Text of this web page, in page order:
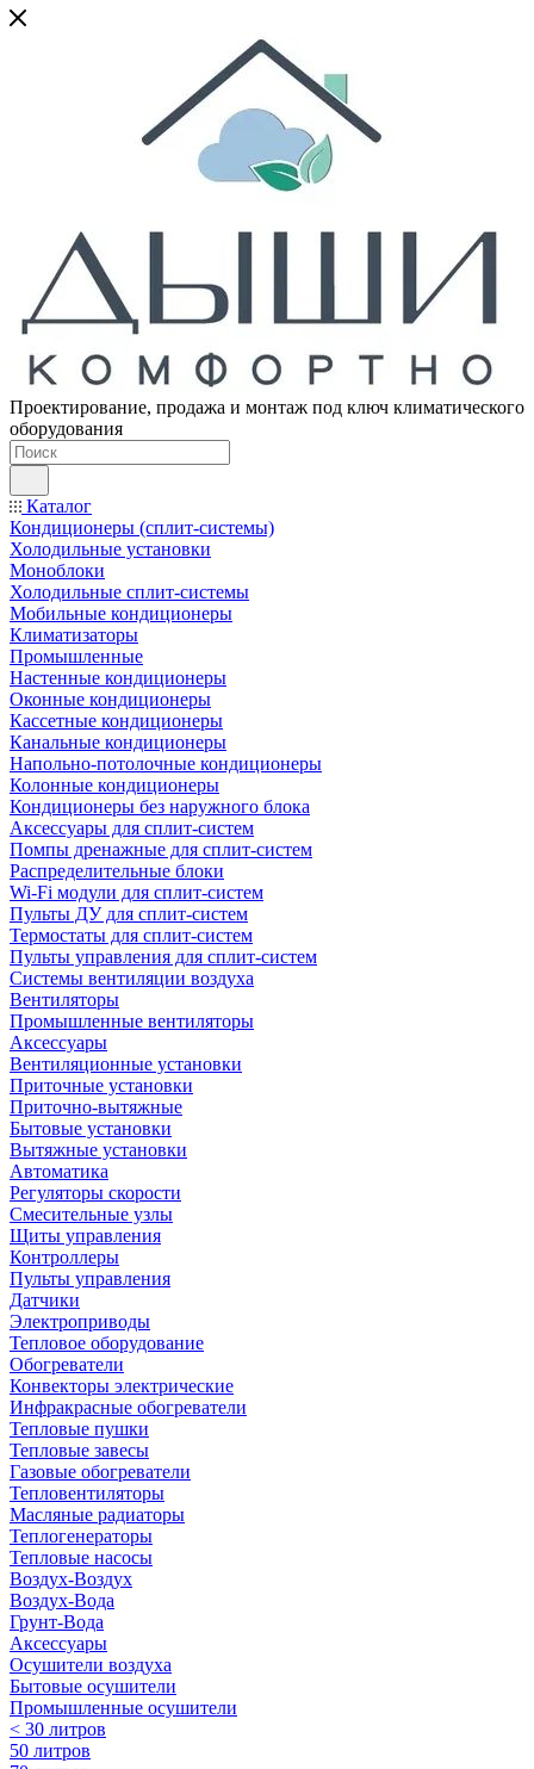
Проектирование, продажа и монтаж под ключ климатического
оборудования
Каталог
Кондиционеры (сплит-системы)
Холодильные установки
Моноблоки
Холодильные сплит-системы
Мобильные кондиционеры
Климатизаторы
Промышленные
Настенные кондиционеры
Оконные кондиционеры
Кассетные кондиционеры
Канальные кондиционеры
Напольно-потолочные кондиционеры
Колонные кондиционеры
Кондиционеры без наружного блока
Аксессуары для сплит-систем
Помпы дренажные для сплит-систем
Распределительные блоки
Wi-Fi модули для сплит-систем
Пульты ДУ для сплит-систем
Термостаты для сплит-систем
Пульты управления для сплит-систем
Системы вентиляции воздуха
Вентиляторы
Промышленные вентиляторы
Аксессуары
Вентиляционные установки
Приточные установки
Приточно-вытяжные
Бытовые установки
Вытяжные установки
Автоматика
Регуляторы скорости
Смесительные узлы
Щиты управления
Контроллеры
Пульты управления
Датчики
Электроприводы
Тепловое оборудование
Обогреватели
Конвекторы электрические
Инфракрасные обогреватели
Тепловые пушки
Тепловые завесы
Газовые обогреватели
Тепловентиляторы
Масляные радиаторы
Теплогенераторы
Тепловые насосы
Воздух-Воздух
Воздух-Вода
Грунт-Вода
Аксессуары
Осушители воздуха
Бытовые осушители
Промышленные осушители
< 30 литров
50 литров